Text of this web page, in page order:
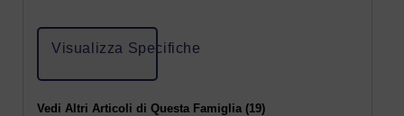
Visualizza Specifiche
Vedi Altri Articoli di Questa Famiglia (19)